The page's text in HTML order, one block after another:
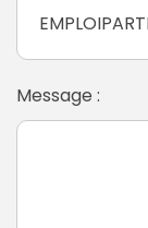
Message :